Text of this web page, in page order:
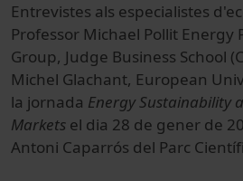
Entrevistes als especialistes
Professor Michael Pollit Energy
Group, Judge Business School
Michel Glachant, European
la jornada Energy Sustainability
Markets el dia 28 de gener de
Antoni Caparrós del Parc